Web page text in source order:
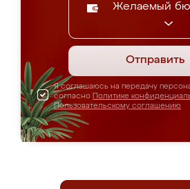
Желаемый
Отправить
Я соглашаюсь на передачу
согласно Политике
Пользовательскому соглашению